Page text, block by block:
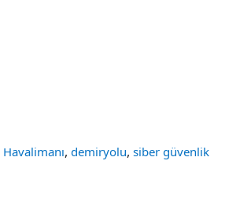
Havalimanı, demiryolu, siber güvenlik